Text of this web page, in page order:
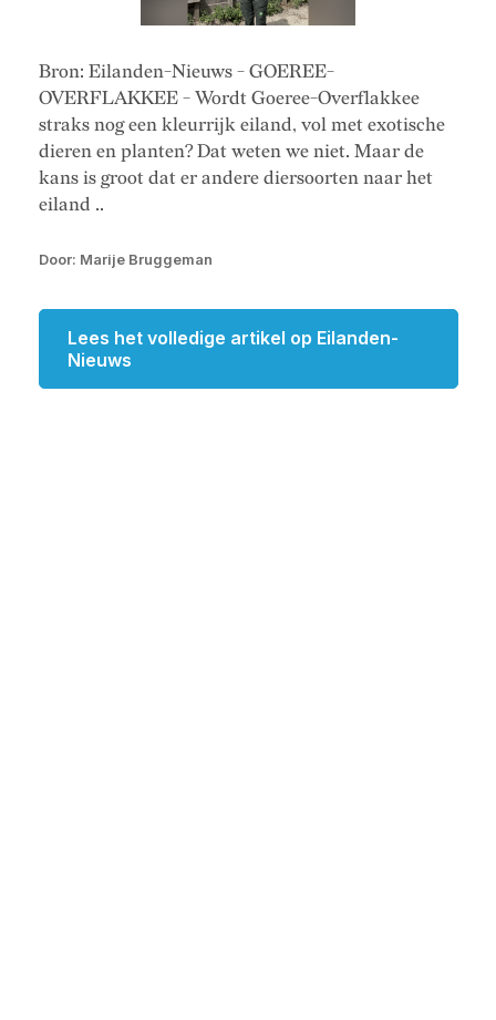
Bron: Eilanden-Nieuws - GOEREE-
OVERFLAKKEE - Wordt Goeree-Overflakkee
straks nog een kleurrijk eiland, vol met exotische
dieren en planten? Dat weten we niet. Maar de
kans is groot dat er andere diersoorten naar het
eiland ..
Door: Marije Bruggeman
Lees het volledige artikel op Eilanden-
Nieuws